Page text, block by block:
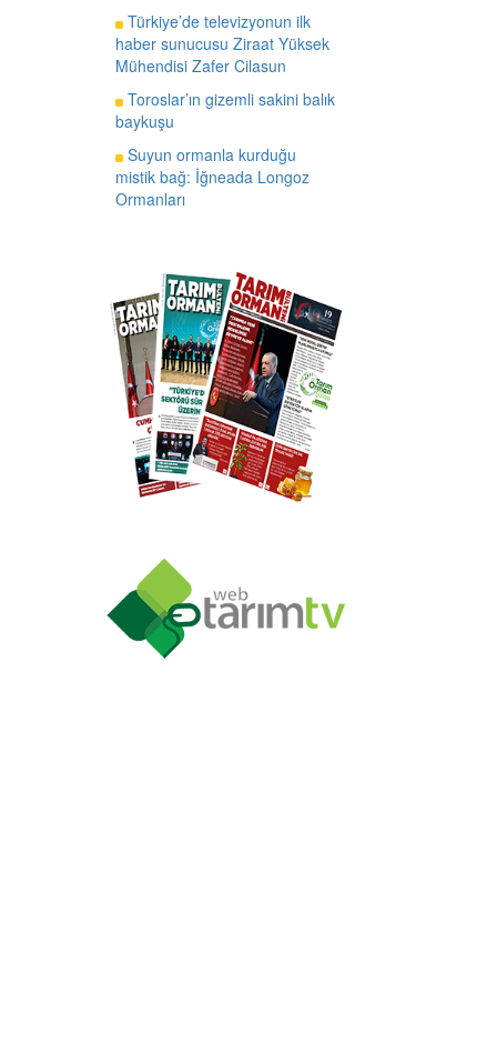
Türkiye’de televizyonun ilk
haber sunucusu Ziraat Yüksek
Mühendisi Zafer Cilasun
Toroslar’ın gizemli sakini balık
baykuşu
Suyun ormanla kurduğu
mistik bağ: İğneada Longoz
Ormanları